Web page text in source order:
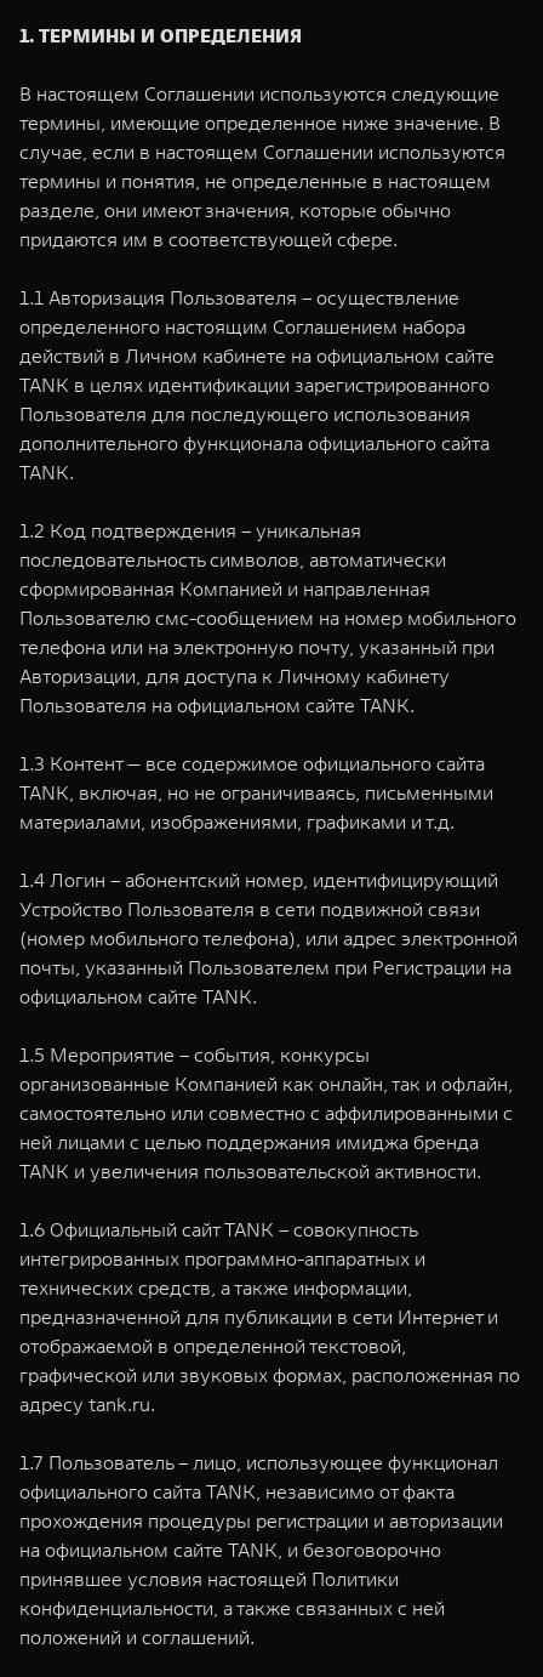
от 6 149 000 ₽ от 5 699 000 ₽
WEY 80
Масштаб возможностей
WEY 80 Лаундж
Масштаб возможностей
1. ТЕРМИНЫ И ОПРЕДЕЛЕНИЯ
В настоящем Соглашении используются следующие
термины, имеющие определенное ниже значение. В
случае, если в настоящем Соглашении используются
термины и понятия, не определенные в настоящем
разделе, они имеют значения, которые обычно
придаются им в соответствующей сфере.
1.1 Авторизация Пользователя – осуществление
определенного настоящим Соглашением набора
действий в Личном кабинете на официальном сайте
TANK в целях идентификации зарегистрированного
Пользователя для последующего использования
дополнительного функционала официального сайта
TANK.
1.2 Код подтверждения – уникальная
последовательность символов, автоматически
сформированная Компанией и направленная
Пользователю смс-сообщением на номер мобильного
телефона или на электронную почту, указанный при
Авторизации, для доступа к Личному кабинету
Пользователя на официальном сайте TANK.
1.3 Контент — все содержимое официального сайта
TANK, включая, но не ограничиваясь, письменными
материалами, изображениями, графиками и т.д.
1.4 Логин – абонентский номер, идентифицирующий
Устройство Пользователя в сети подвижной связи
(номер мобильного телефона), или адрес электронной
почты, указанный Пользователем при Регистрации на
официальном сайте TANK.
1.5 Мероприятие – события, конкурсы
организованные Компанией как онлайн, так и офлайн,
самостоятельно или совместно с аффилированными с
ней лицами с целью поддержания имиджа бренда
TANK и увеличения пользовательской активности.
1.6 Официальный сайт TANK – совокупность
интегрированных программно-аппаратных и
технических средств, а также информации,
предназначенной для публикации в сети Интернет и
отображаемой в определенной текстовой,
графической или звуковых формах, расположенная по
адресу tank.ru.
1.7 Пользователь – лицо, использующее функционал
официального сайта TANK, независимо от факта
прохождения процедуры регистрации и авторизации
на официальном сайте TANK, и безоговорочно
принявшее условия настоящей Политики
конфиденциальности, а также связанных с ней
положений и соглашений.